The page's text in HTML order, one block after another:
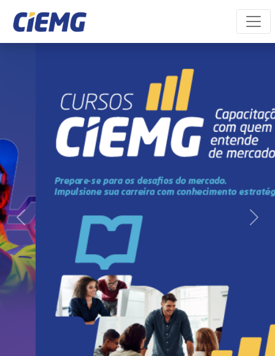
Portal do aluno
Previous Next